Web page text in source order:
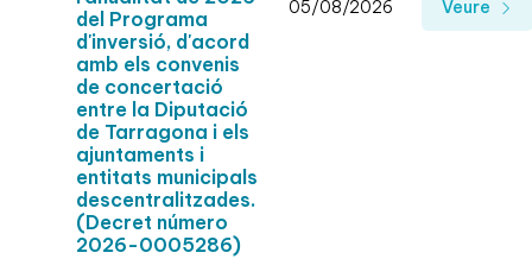
del Programa
d'inversió, d'acord
amb els convenis
de concertació
entre la Diputació
de Tarragona i els
ajuntaments i
entitats municipals
descentralitzades.
(Decret número
2026-0005286)
05/08/2026 Veure